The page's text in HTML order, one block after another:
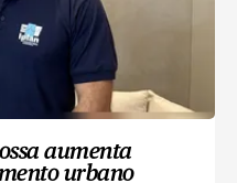
aumenta
urbano